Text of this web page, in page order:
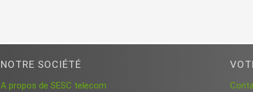
NOTRE SOCIÉTÉ
A propos de SESC telecom